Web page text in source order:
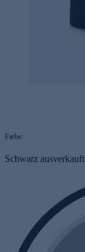
Farbe:
Schwarz ausverkauft